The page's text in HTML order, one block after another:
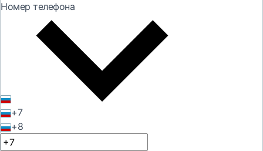
Номер телефона
+7
+8